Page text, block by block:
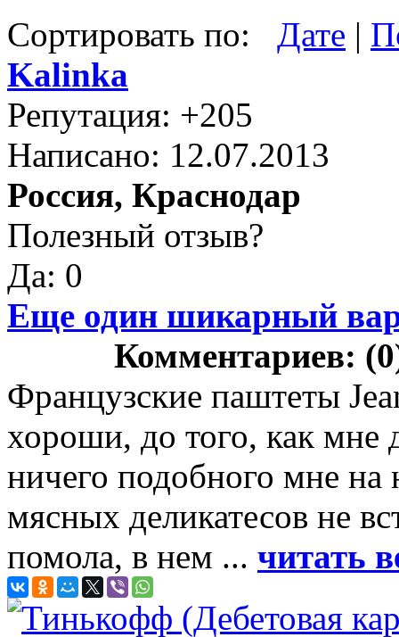
Сортировать по:
Дате |
Kalinka
Репутация: +205
Написано: 12.07.2013
Россия, Краснодар
Полезный отзыв?
Да: 0
Еще один шикарный
Комментариев:
Французские паштеты
хороши, до того, как мне
ничего подобного мне
мясных деликатесов не
помола, в нем ... читать